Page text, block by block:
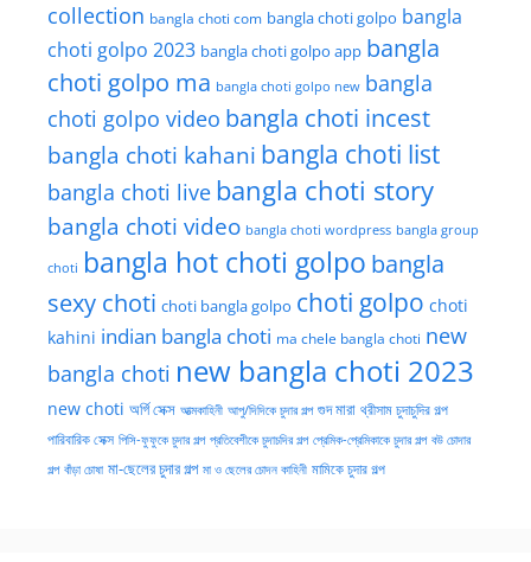
collection bangla choti com bangla choti golpo bangla
choti golpo 2023 bangla choti golpo app bangla
choti golpo ma bangla choti golpo new bangla
choti golpo video bangla choti incest
bangla choti kahani bangla choti list
bangla choti live bangla choti story
bangla choti video bangla choti wordpress bangla group
choti bangla hot choti golpo bangla
sexy choti choti bangla golpo choti golpo choti
kahini indian bangla choti ma chele bangla choti new
bangla choti new bangla choti 2023
new choti অর্গি সেক্স আত্মকাহিনী আপু/দিদিকে চুদার গল্প গুদ মারা থ্রীসাম চুদাচুদির গল্প
পারিবারিক সেক্স পিসি-ফুফুকে চুদার গল্প প্রতিবেশীকে চুদাচদির গল্প প্রেমিক-প্রেমিকাকে চুদার গল্প বউ চোদার
গল্প বাঁড়া চোষা মা-ছেলের চুদার গল্প মা ও ছেলের চোদন কাহিনী মামিকে চুদার গল্প